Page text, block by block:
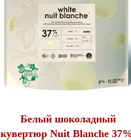
Белый шоколадный
кувертюр Nuit Blanche